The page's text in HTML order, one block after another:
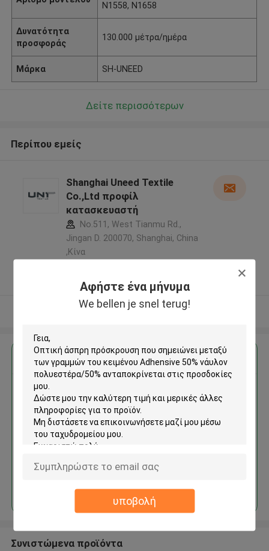
Αφήστε ένα μήνυμα
We bellen je snel terug!
υποβολή
N1558, N1658
Δυνατότητα
προσφοράς
130.000 μέτρα/ημέρα
Μάρκα SH-UNEED
Δείτε περισσότερων
Περίπου εμείς
Shanghai Uneed Textile
Co.,Ltd προφίλ
κατασκευαστή
No.511, West Tianmu Rd.,
Jingan D. 200070, Shanghai, China
,Κίνα
Ελεγχμένος προμηθευτής
Δείτε περισσότερων
Αποκτήστε την καλύτερη τιμή για
Οπτική άσπρη πρόσκρουση
που σημειώνει μεταξύ των
γραμμών του κειμένου
Adhensive 50% νάυλον
Συνιστώμενα προϊόντα